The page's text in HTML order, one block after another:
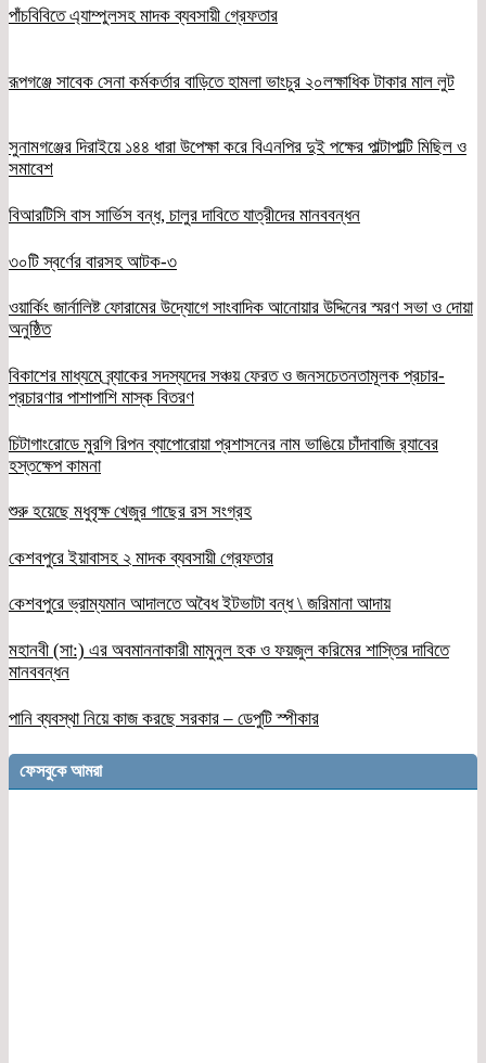
পাঁচবিবিতে এ্যাম্পুলসহ মাদক ব্যবসায়ী গ্রেফতার
রূপগঞ্জে সাবেক সেনা কর্মকর্তার বাড়িতে হামলা ভাংচুর ২০লক্ষাধিক টাকার মাল লুট
সুনামগঞ্জের দিরাইয়ে ১৪৪ ধারা উপেক্ষা করে বিএনপির দুই পক্ষের পাল্টাপাল্টি মিছিল ও
সমাবেশ
বিআরটিসি বাস সার্ভিস বন্ধ, চালুর দাবিতে যাত্রীদের মানববন্ধন
৩০টি স্বর্ণের বারসহ আটক-৩
ওয়ার্কিং জার্নালিষ্ট ফোরামের উদ্যোগে সাংবাদিক আনোয়ার উদ্দিনের স্মরণ সভা ও দোয়া
অনুষ্ঠিত
বিকাশের মাধ্যমে ব্র্যাকের সদস্যদের সঞ্চয় ফেরত ও জনসচেতনতামূলক প্রচার-
প্রচারণার পাশাপাশি মাস্ক বিতরণ
চিটাগাংরোডে মুরগি রিপন ব্যাপোরোয়া প্রশাসনের নাম ভাঙিয়ে চাঁদাবাজি র‌্যাবের
হস্তক্ষেপ কামনা
শুরু হয়েছে মধুবৃক্ষ খেজুর গাছের রস সংগ্রহ
কেশবপুরে ইয়াবাসহ ২ মাদক ব্যবসায়ী গ্রেফতার
কেশবপুরে ভ্রাম্যমান আদালতে অবৈধ ইটভাটা বন্ধ \ জরিমানা আদায়
মহানবী (সা:) এর অবমাননাকারী মামুনুল হক ও ফয়জুল করিমের শাস্তির দাবিতে
মানববন্ধন
পানি ব্যবস্থা নিয়ে কাজ করছে সরকার – ডেপুটি স্পীকার
ফেসবুকে আমরা